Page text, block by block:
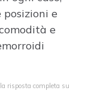
e
e
risposta completa su